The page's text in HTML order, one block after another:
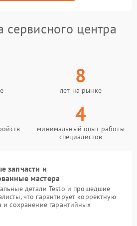
центра
8
лет на рынке
4
минимальный опыт работы
специалистов
запчасти и
мастера
детали Testo и прошедшие
что гарантирует корректную
и сохранение гарантийных